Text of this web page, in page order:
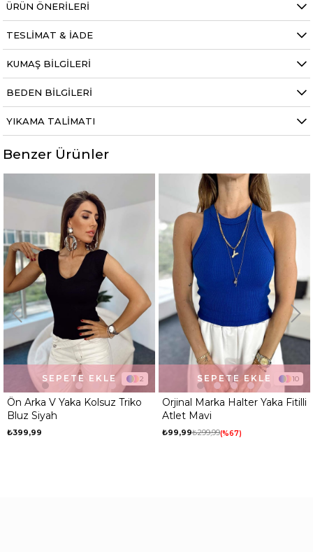
ÜRÜN ÖNERILERI
TESLIMAT & İADE
KUMAŞ BILGILERI
BEDEN BILGILERI
YIKAMA TALIMATI
Benzer Ürünler
Orjinal Marka Halter Yaka Fitilli
Atlet Mavi
₺99,99
SEPETE EKLE
Orjinal Marka Halter
Atlet Yeşil
₺99,99₺299,99
SEPETE EKLE